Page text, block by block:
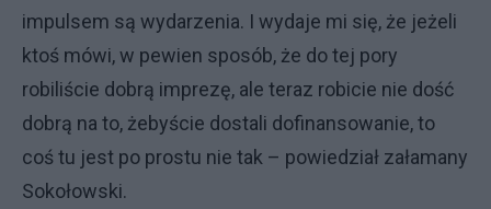
impulsem są wydarzenia. I wydaje mi się, że jeżeli
ktoś mówi, w pewien sposób, że do tej pory
robiliście dobrą imprezę, ale teraz robicie nie dość
dobrą na to, żebyście dostali dofinansowanie, to
coś tu jest po prostu nie tak – powiedział załamany
Sokołowski.